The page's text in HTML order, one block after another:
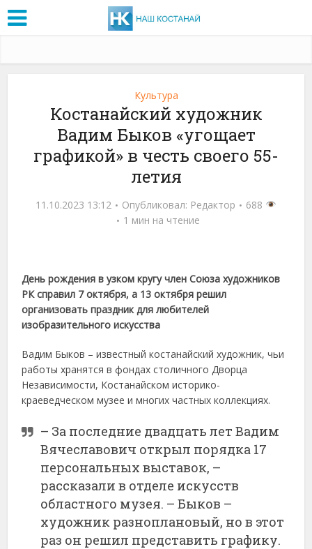
Культура
Костанайский художник
Вадим Быков «угощает
графикой» в честь своего 55-
летия
11.10.2023 13:12 Опубликовал: Редактор
688
1 мин на чтение
День рождения в узком кругу член Союза художников
РК справил 7 октября, а 13 октября решил
организовать праздник для любителей
изобразительного искусства
Вадим Быков – известный костанайский художник, чьи
работы хранятся в фондах столичного Дворца
Независимости, Костанайском историко-
краеведческом музее и многих частных коллекциях.
– За последние двадцать лет Вадим
Вячеславович открыл порядка 17
персональных выставок, –
рассказали в отделе искусств
областного музея. – Быков –
художник разноплановый, но в этот
раз он решил представить графику.